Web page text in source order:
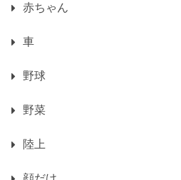
赤ちゃん
車
野球
野菜
陸上